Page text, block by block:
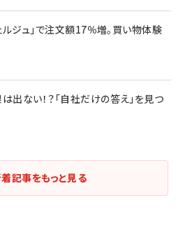
ジュ」で注文額17％増。買い物体験
出ない！？「自社だけの答え」を見つ
記事をもっと見る